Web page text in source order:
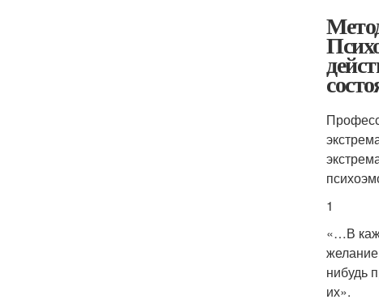
1
«…В
нибудь
их».